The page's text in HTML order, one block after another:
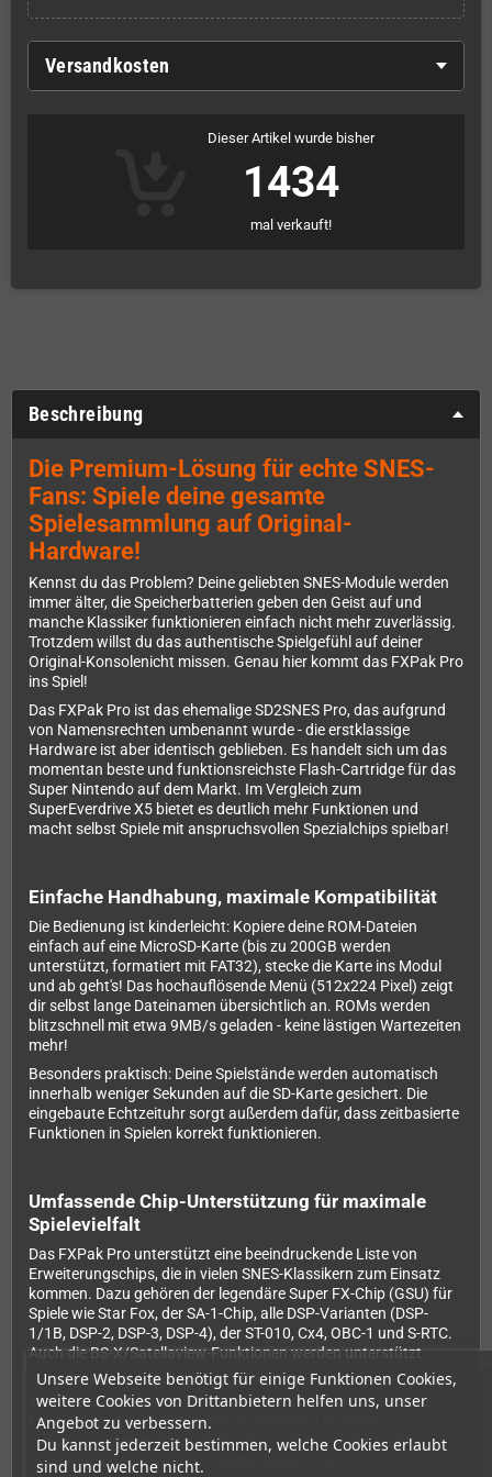
Unsere Webseite benötigt für einige Funktionen Cookies,
weitere Cookies von Drittanbietern helfen uns, unser
Angebot zu verbessern.
Du kannst jederzeit bestimmen, welche Cookies erlaubt
sind und welche nicht.
Versandkosten
Dieser Artikel wurde bisher
1434
mal verkauft!
Beschreibung
Die Premium-Lösung für echte SNES-
Fans: Spiele deine gesamte
Spielesammlung auf Original-
Hardware!
Kennst du das Problem? Deine geliebten SNES-Module werden
immer älter, die Speicherbatterien geben den Geist auf und
manche Klassiker funktionieren einfach nicht mehr zuverlässig.
Trotzdem willst du das authentische Spielgefühl auf deiner
Original-Konsolenicht missen. Genau hier kommt das FXPak Pro
ins Spiel!
Das FXPak Pro ist das ehemalige SD2SNES Pro, das aufgrund
von Namensrechten umbenannt wurde - die erstklassige
Hardware ist aber identisch geblieben. Es handelt sich um das
momentan beste und funktionsreichste Flash-Cartridge für das
Super Nintendo auf dem Markt. Im Vergleich zum
SuperEverdrive X5 bietet es deutlich mehr Funktionen und
macht selbst Spiele mit anspruchsvollen Spezialchips spielbar!
Einfache Handhabung, maximale Kompatibilität
Die Bedienung ist kinderleicht: Kopiere deine ROM-Dateien
einfach auf eine MicroSD-Karte (bis zu 200GB werden
unterstützt, formatiert mit FAT32), stecke die Karte ins Modul
und ab geht's! Das hochauflösende Menü (512x224 Pixel) zeigt
dir selbst lange Dateinamen übersichtlich an. ROMs werden
blitzschnell mit etwa 9MB/s geladen - keine lästigen Wartezeiten
mehr!
Besonders praktisch: Deine Spielstände werden automatisch
innerhalb weniger Sekunden auf die SD-Karte gesichert. Die
eingebaute Echtzeituhr sorgt außerdem dafür, dass zeitbasierte
Funktionen in Spielen korrekt funktionieren.
Umfassende Chip-Unterstützung für maximale
Spielevielfalt
Das FXPak Pro unterstützt eine beeindruckende Liste von
Erweiterungschips, die in vielen SNES-Klassikern zum Einsatz
kommen. Dazu gehören der legendäre Super FX-Chip (GSU) für
Spiele wie Star Fox, der SA-1-Chip, alle DSP-Varianten (DSP-
1/1B, DSP-2, DSP-3, DSP-4), der ST-010, Cx4, OBC-1 und S-RTC.
Auch die BS-X/Satellaview-Funktionen werden unterstützt.
Ein besonderes Highlight: MSU-1-Audio kann zusammen mit
allen Erweiterungschips genutzt werden, was dir völlig neue
Möglichkeiten für verbesserte Soundtracks in deinen
Lieblingsspielen eröffnet. ROMs bis 128MBit sind möglich,
aktuell ist die Software auf 96MBit beschränkt.